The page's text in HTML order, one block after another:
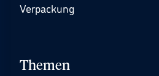
Verpackung
Themen